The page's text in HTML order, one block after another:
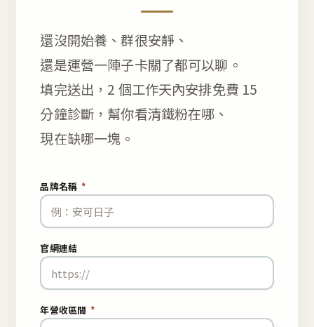
還沒開始養、群很安靜、
還是運營一陣子卡關了都可以聊。
填完送出，2 個工作天內安排免費 15
分鐘診斷，幫你看清鐵粉在哪、
現在缺哪一塊。
品牌名稱 *
官網連結
年營收區間 *